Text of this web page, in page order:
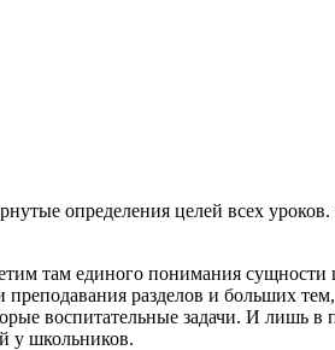
определения целей всех
там единого понимания сущности
преподавания разделов и больших
воспитательные задачи. И лишь
у школьников.